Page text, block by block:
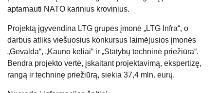
aptarnauti NATO karinius krovinius.
Projektą įgyvendina LTG grupės įmonė „LTG Infra“, o
darbus atliks viešuosius konkursus laimėjusios įmonės
„Gevalda“, „Kauno keliai“ ir „Statybų techninė priežiūra“.
Bendra projekto vertė, įskaitant projektavimą, ekspertizę,
rangą ir techninę priežiūrą, siekia 37,4 mln. eurų.